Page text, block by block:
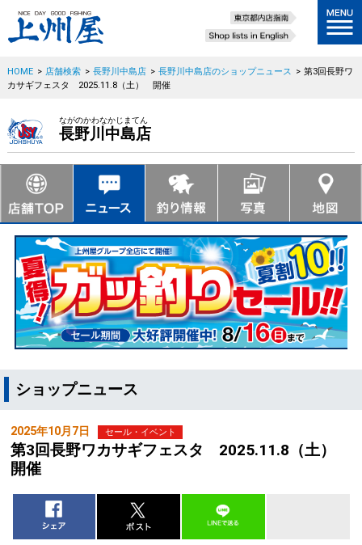
HOME > 店舗検索 > 長野川中島店 > 長野川中島店のショップニュース > 第3回長野ワ
カサギフェスタ 2025.11.8（土） 開催
ながのかわなかじまてん
長野川中島店
ショップニュース
2025年10月7日 セール・イベント
第3回長野ワカサギフェスタ 2025.11.8（土）
開催